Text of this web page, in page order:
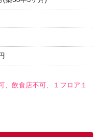
、飲食店不可、１フロア１